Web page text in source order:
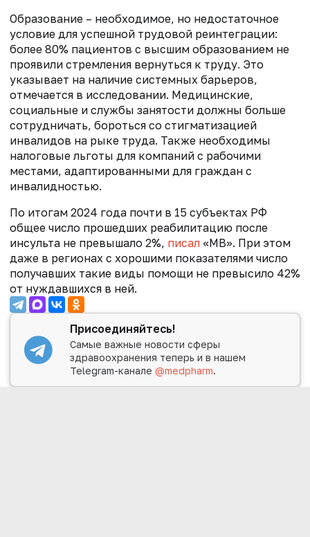
Образование – необходимое, но недостаточное
условие для успешной трудовой реинтеграции:
более 80% пациентов с высшим образованием не
проявили стремления вернуться к труду. Это
указывает на наличие системных барьеров,
отмечается в исследовании. Медицинские,
социальные и службы занятости должны больше
сотрудничать, бороться со стигматизацией
инвалидов на рыке труда. Также необходимы
налоговые льготы для компаний с рабочими
местами, адаптированными для граждан с
инвалидностью.
По итогам 2024 года почти в 15 субъектах РФ
общее число прошедших реабилитацию после
инсульта не превышало 2%, писал «МВ». При этом
даже в регионах с хорошими показателями число
получавших такие виды помощи не превысило 42%
от нуждавшихся в ней.
Присоединяйтесь!
Самые важные новости сферы
здравоохранения теперь и в нашем
Telegram-канале@medpharm.